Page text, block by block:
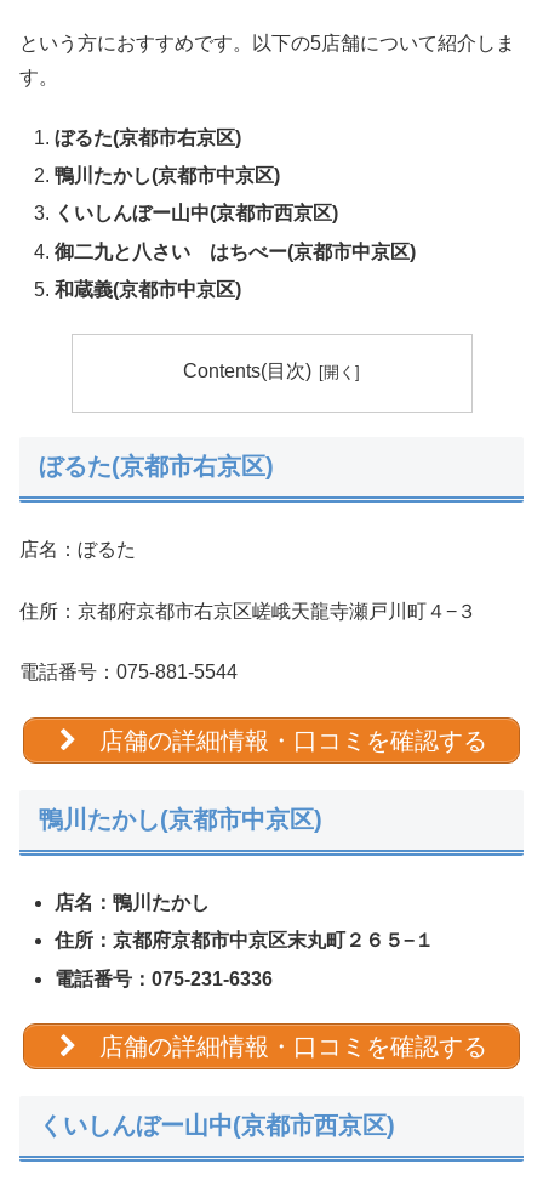
という方におすすめです。以下の5店舗について紹介しま
す。
ぼるた(京都市右京区)
鴨川たかし(京都市中京区)
くいしんぼー山中(京都市西京区)
御二九と八さい はちべー(京都市中京区)
和蔵義(京都市中京区)
Contents(目次)
ぼるた(京都市右京区)
店名：ぼるた
住所：京都府京都市右京区嵯峨天龍寺瀬戸川町４−３
電話番号：075-881-5544
店舗の詳細情報・口コミを確認する
鴨川たかし(京都市中京区)
店名：鴨川たかし
住所：京都府京都市中京区末丸町２６５−１
電話番号：075-231-6336
店舗の詳細情報・口コミを確認する
くいしんぼー山中(京都市西京区)